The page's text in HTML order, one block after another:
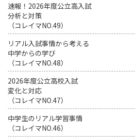
速報！2026年度公立高入試
分析と対策
（コレイマNO.49）
リアル入試事情から考える
中学からの学び
（コレイマNO.48）
2026年度公立高校入試
変化と対応
（コレイマNO.47）
中学生のリアル学習事情
（コレイマNO.46）